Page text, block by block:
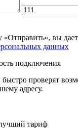
вы
данных
подключения
проверят
адресу.
тариф